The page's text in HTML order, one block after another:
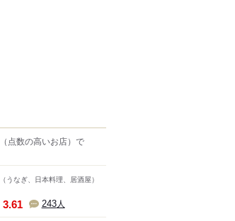
（点数の高いお店） で
（うなぎ、日本料理、居酒屋）
3.61 243人